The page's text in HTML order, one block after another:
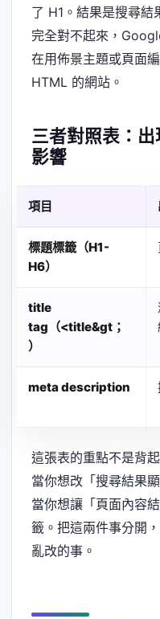
了 H1。結果是搜尋結
完全對不起來，
在用佈景主題或頁面
HTML 的網站。
三者對照表：
影響
項目
標題標籤（H1-
H6）
title
tag（<title&gt；
）
meta description
這張表的重點不是背
當你想改「搜尋結果
當你想讓「頁面內容
籤。把這兩件事分開
亂改的事。